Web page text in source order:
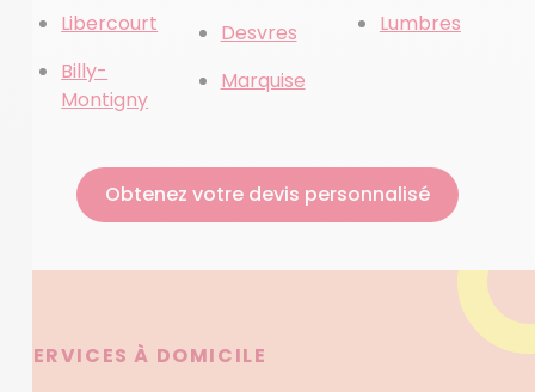
Libercourt
Billy-
Montigny
Desvres
Marquise
Lumbres
Obtenez votre devis personnalisé
SERVICES À DOMICILE